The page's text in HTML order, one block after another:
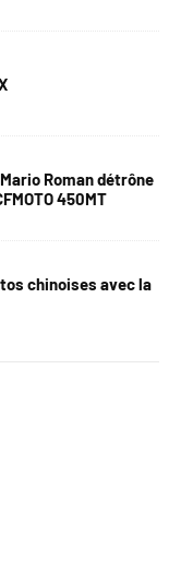
Roman détrône
450MT
chinoises avec la